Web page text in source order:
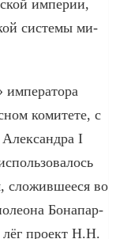
им­пе­рии,
сис­те­мы ми­
императора
ко­ми­те­те, с
I
сло­жив­шее­ся во
Бо­на­пар­
про­ект Н.Н.